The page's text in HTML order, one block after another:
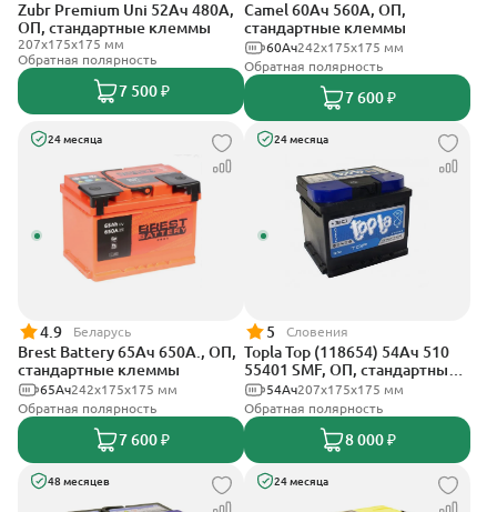
Zubr Premium Uni 52Ач 480А,
ОП, стандартные клеммы
207x175x175 мм
Обратная полярность
7 500 ₽
Camel 60Ач 560А, ОП,
стандартные клеммы
242х175х175 мм
60Ач
Обратная полярность
7 600 ₽
24 месяца
4.9 Беларусь
Brest Battery 65Ач 650А., ОП,
стандартные клеммы
242х175х175 мм
65Ач
Обратная полярность
7 600 ₽
24 месяца
5 Словения
Topla Top (118654) 54Ач 510
55401 SMF, ОП, стандартные
клеммы207х175х175 мм
54Ач
Обратная полярность
8 000 ₽
48 месяцев 24 месяца